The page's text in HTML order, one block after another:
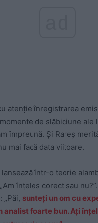
atenție înregistrarea
de slăbiciune ale
împreună. Și Rareș
mai facă data viitoare.
lansează într-o teorie
înțeles corect sau
„Păi, sunteți un om cu
analist foarte bun. Ați